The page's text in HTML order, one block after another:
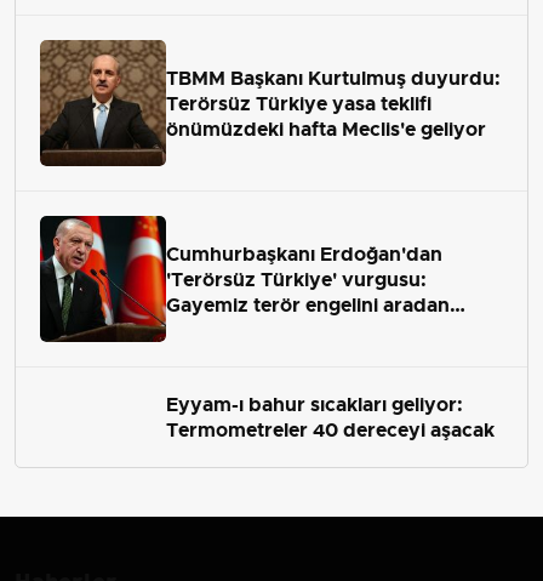
TBMM Başkanı Kurtulmuş duyurdu:
Terörsüz Türkiye yasa teklifi
önümüzdeki hafta Meclis'e geliyor
Cumhurbaşkanı Erdoğan'dan
'Terörsüz Türkiye' vurgusu:
Gayemiz terör engelini aradan
Eyyam-ı bahur sıcakları geliyor:
Termometreler 40 dereceyi aşacak